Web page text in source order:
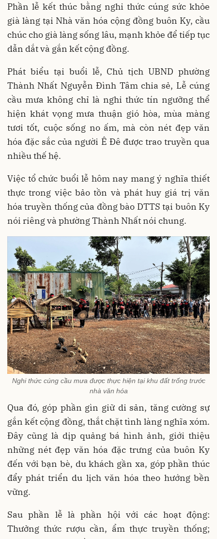
Phần lễ kết thúc bằng nghi thức cúng sức khỏe
già làng tại Nhà văn hóa cộng đồng buôn Ky, cầu
chúc cho già làng sống lâu, mạnh khỏe để tiếp tục
dẫn dắt và gắn kết cộng đồng.
Phát biểu tại buổi lễ, Chủ tịch UBND phường
Thành Nhất Nguyễn Đình Tâm chia sẻ, Lễ cúng
cầu mưa không chỉ là nghi thức tín ngưỡng thể
hiện khát vọng mưa thuận gió hòa, mùa màng
tươi tốt, cuộc sống no ấm, mà còn nét đẹp văn
hóa đặc sắc của người Ê Đê được trao truyền qua
nhiều thế hệ.
Việc tổ chức buổi lễ hôm nay mang ý nghĩa thiết
thực trong việc bảo tồn và phát huy giá trị văn
hóa truyền thống của đồng bào DTTS tại buôn Ky
nói riêng và phường Thành Nhất nói chung.
Nghi thức cúng cầu mưa được thực hiện tại khu đất trống trước
nhà văn hóa
Qua đó, góp phần gìn giữ di sản, tăng cường sự
gắn kết cộng đồng, thắt chặt tình làng nghĩa xóm.
Đây cũng là dịp quảng bá hình ảnh, giới thiệu
những nét đẹp văn hóa đặc trưng của buôn Ky
đến với bạn bè, du khách gần xa, góp phần thúc
đẩy phát triển du lịch văn hóa theo hướng bền
vững.
Sau phần lễ là phần hội với các hoạt động:
Thưởng thức rượu cần, ẩm thực truyền thống;